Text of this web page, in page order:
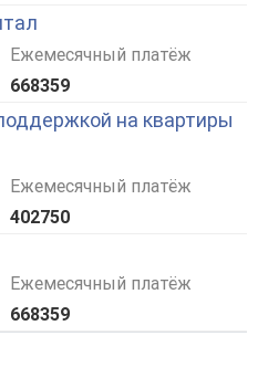
Ежемесячный платёж
668359
на квартиры
Ежемесячный платёж
402750
Ежемесячный платёж
668359